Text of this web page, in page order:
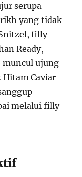
serupa
yang tidak
filly
Ready,
ujung
Hitam Caviar
melalui filly